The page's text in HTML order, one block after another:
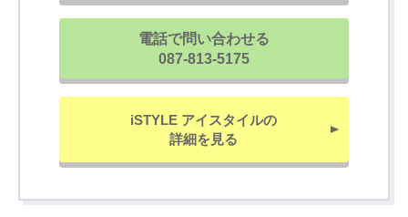
電話で問い合わせる
087-813-5175
iSTYLE アイスタイルの
詳細を見る